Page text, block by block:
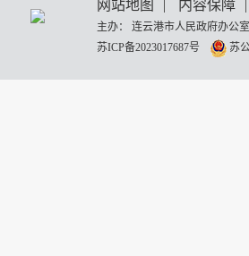
网站地图 | 内容保障 |
主办： 连云港市人民政府办
苏ICP备2023017687号
苏